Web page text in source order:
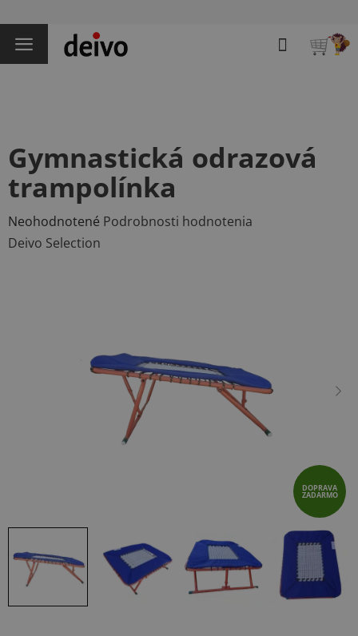
na
obsah
Hľadať
Gymnastická odrazová
trampolínka
Priemerné
hodnotenie
Neohodnotené Podrobnosti hodnotenia
Deivo Selection
DOPRAVA
ZADARMO